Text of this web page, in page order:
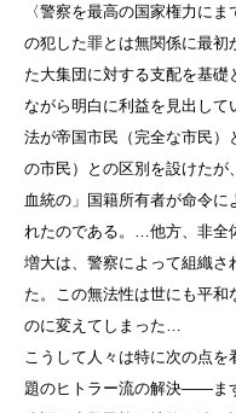
〈警察を最高の国家権力に
の犯した罪とは無関係に最
た大集団に対する支配を基
ながら明白に利益を見出して
法が帝国市民（完全な市民）
の市民）との区別を設けた
血統の」国籍所有者が命令に
れたのである。…他方、非全
増大は、警察によって組織
た。この無法性は世にも平和
のに変えてしまった…
こうして人々は特に次の点
題のヒトラー流の解決——ま